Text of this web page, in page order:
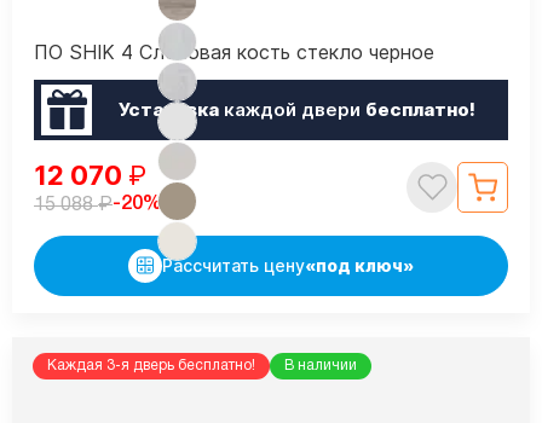
ПО SHIK 4 Слоновая кость стекло черное
Установкакаждой двери бесплатно!
12 070 ₽
15 088₽-20%
Рассчитать цену«под ключ»
Каждая 3-я дверь бесплатно! В наличии